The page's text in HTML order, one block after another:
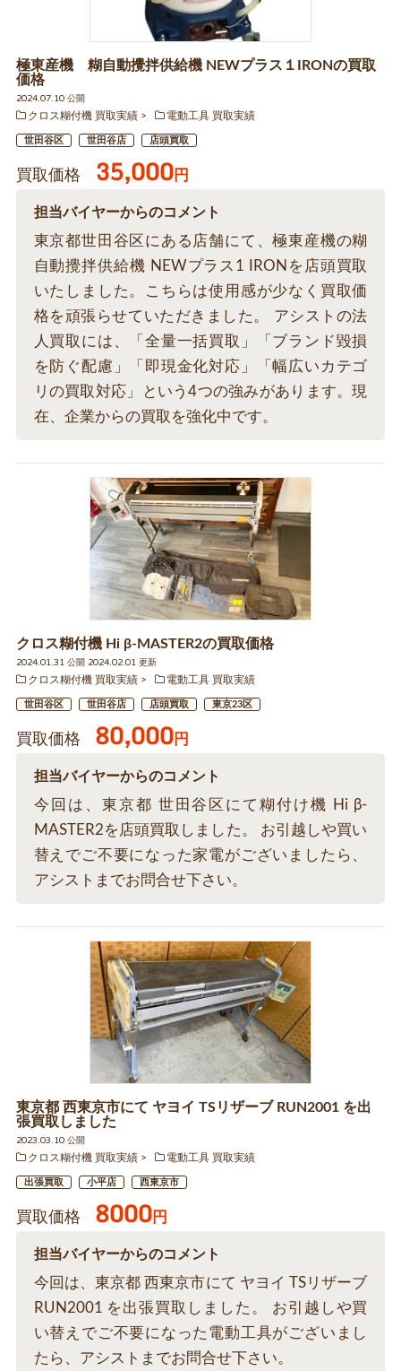
極東産機 糊自動攪拌供給機 NEWプラス１IRONの買取
価格
2024.07.10 公開
クロス糊付機 買取実績
電動工具 買取実績
世田谷区 世田谷店 店頭買取
買取価格 35,000円
担当バイヤーからのコメント
東京都世田谷区にある店舗にて、極東産機の糊
自動攪拌供給機 NEWプラス1 IRONを店頭買取
いたしました。こちらは使用感が少なく買取価
格を頑張らせていただきました。 アシストの法
人買取には、「全量一括買取」「ブランド毀損
を防ぐ配慮」「即現金化対応」「幅広いカテゴ
リの買取対応」という4つの強みがあります。現
在、企業からの買取を強化中です。
クロス糊付機 Hi β-MASTER2の買取価格
2024.01.31 公開 2024.02.01 更新
クロス糊付機 買取実績
電動工具 買取実績
世田谷区 世田谷店 店頭買取 東京23区
買取価格 80,000円
担当バイヤーからのコメント
今回は、東京都 世田谷区にて糊付け機 Hi β-
MASTER2を店頭買取しました。 お引越しや買い
替えでご不要になった家電がございましたら、
アシストまでお問合せ下さい。
東京都 西東京市にて ヤヨイ TSリザーブ RUN2001 を出
張買取しました
2023.03.10 公開
クロス糊付機 買取実績
電動工具 買取実績
出張買取 小平店 西東京市
買取価格 8000円
担当バイヤーからのコメント
今回は、東京都 西東京市にて ヤヨイ TSリザーブ
RUN2001 を出張買取しました。 お引越しや買
い替えでご不要になった電動工具がございまし
たら、アシストまでお問合せ下さい。